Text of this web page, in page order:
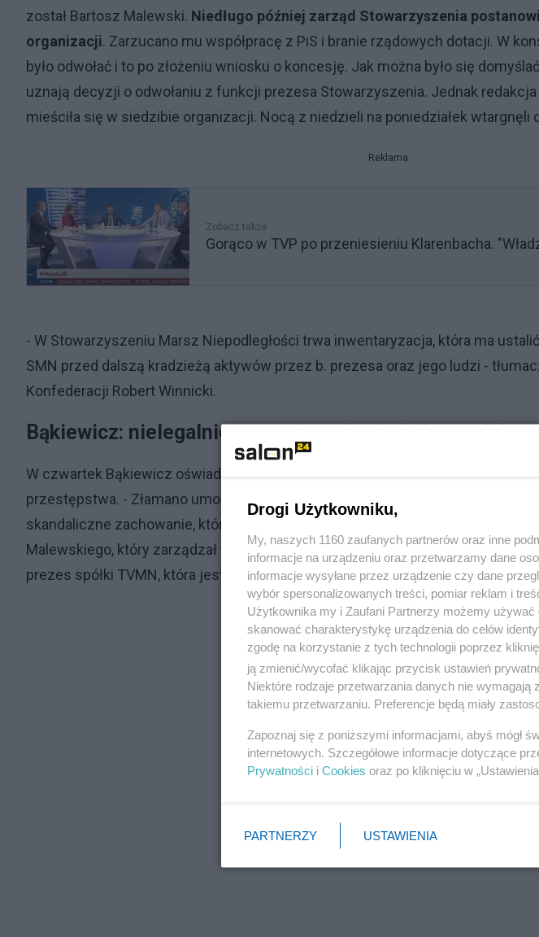
został Bartosz Malewski. Niedługo później zarząd Stowarzyszenia
organizacji. Zarzucano mu współpracę z PiS i branie rządowych dotacji. W
było odwołać i to po złożeniu wniosku o koncesję. Jak można było się
uznają decyzji o odwołaniu z funkcji prezesa Stowarzyszenia. Jednak
mieściła się w siedzibie organizacji. Nocą z niedzieli na poniedziałek
Reklama
Zobacz także
Gorąco w TVP po przeniesieniu Klarenbacha.
- W Stowarzyszeniu Marsz Niepodległości trwa inwentaryzacja, która ma
SMN przed dalszą kradzieżą aktywów przez b. prezesa oraz jego ludzi -
Konfederacji Robert Winnicki.
Bąkiewicz: nielegalnie wtargnięto do siedziby mediów
W czwartek Bąkiewicz oświadczył, że złożył do prokuratury zawiadomienie o
przestępstwa. - Złamano umowę podnajmu i dokonano nielegalnego wdarcia
skandaliczne zachowanie, które będzie miało poważne konsekwencje prawne.
Malewskiego, który zarządzał tym procederem – mówił podczas konferencji
prezes spółki TVMN, która jest wydawcą stacji. Malewski jest nowym
Drogi Użytkowniku,
My, naszych 1160 zaufanych partnerów oraz inne
informacje na urządzeniu oraz przetwarzamy dane
informacje wysyłane przez urządzenie czy dane
wybór spersonalizowanych treści, pomiar reklam i
Użytkownika my i Zaufani Partnerzy możemy
skanować charakterystykę urządzenia do celów
zgodę na korzystanie z tych technologii poprzez
ją zmienić/wycofać klikając przycisk ustawień
Niektóre rodzaje przetwarzania danych nie
takiemu przetwarzaniu. Preferencje będą miały
Zapoznaj się z poniższymi informacjami, abyś mógł
internetowych. Szczegółowe informacje dotyczące
Prywatności i Cookies oraz po kliknięciu w
PARTNERZY USTAWIENIA